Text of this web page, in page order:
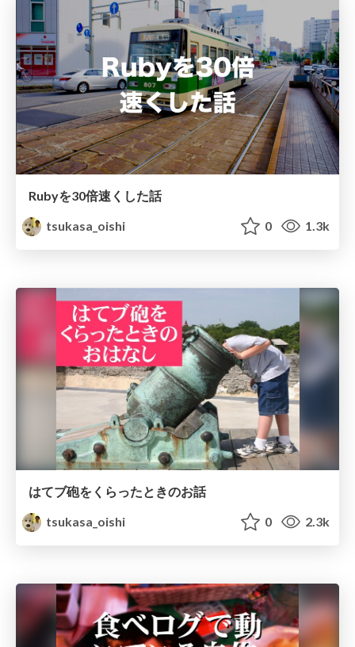
Rubyを30倍速くした話
tsukasa_oishi
0 1.3k
はてブ砲をくらったときのお話
tsukasa_oishi
0 2.3k